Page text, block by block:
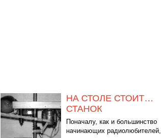
НА СТОЛЕ СТОИТ…
СТАНОК
Поначалу, как и большинство
начинающих радиолюбителей,